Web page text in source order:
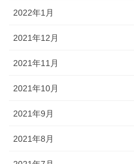
2022年1月
2021年12月
2021年11月
2021年10月
2021年9月
2021年8月